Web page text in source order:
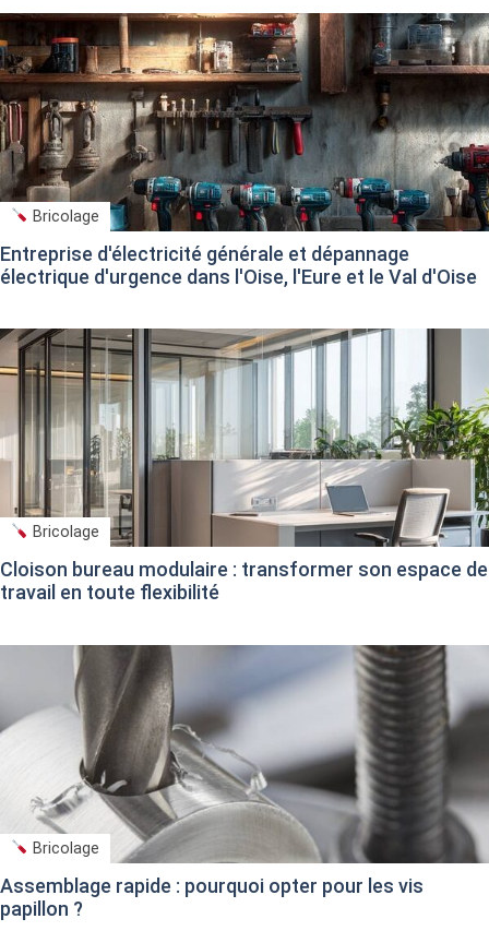
Bricolage
Entreprise d'électricité générale et dépannage
électrique d'urgence dans l'Oise, l'Eure et le Val d'Oise
Bricolage
Cloison bureau modulaire : transformer son espace de
travail en toute flexibilité
Bricolage
Assemblage rapide : pourquoi opter pour les vis
papillon ?